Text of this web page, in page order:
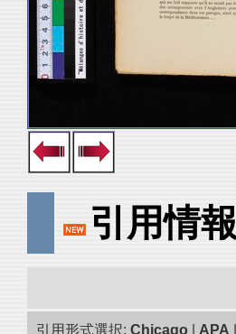
引用情報
引用形式選択: Chicago APA